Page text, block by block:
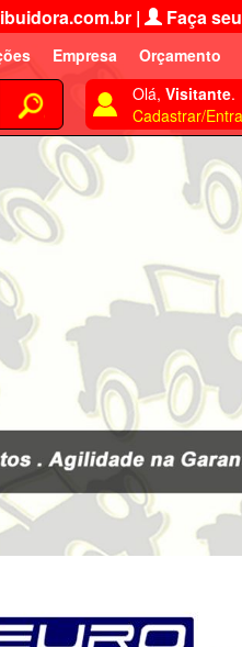
| Faça
Empresa Orçamento
Olá, Visitante.
Cadastrar/